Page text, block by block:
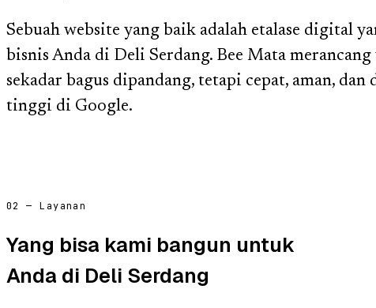
Sebuah website yang baik adalah etalase digital
bisnis Anda di Deli Serdang. Bee Mata
sekadar bagus dipandang, tetapi cepat, aman,
tinggi di Google.
02 — Layanan
Yang bisa kami bangun untuk
Anda di Deli Serdang